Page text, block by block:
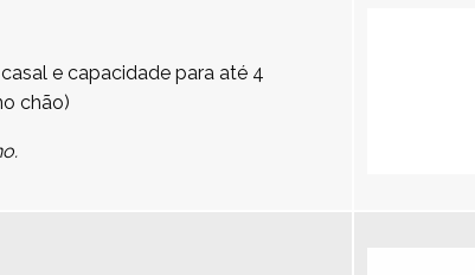
e capacidade para até 4
chão)